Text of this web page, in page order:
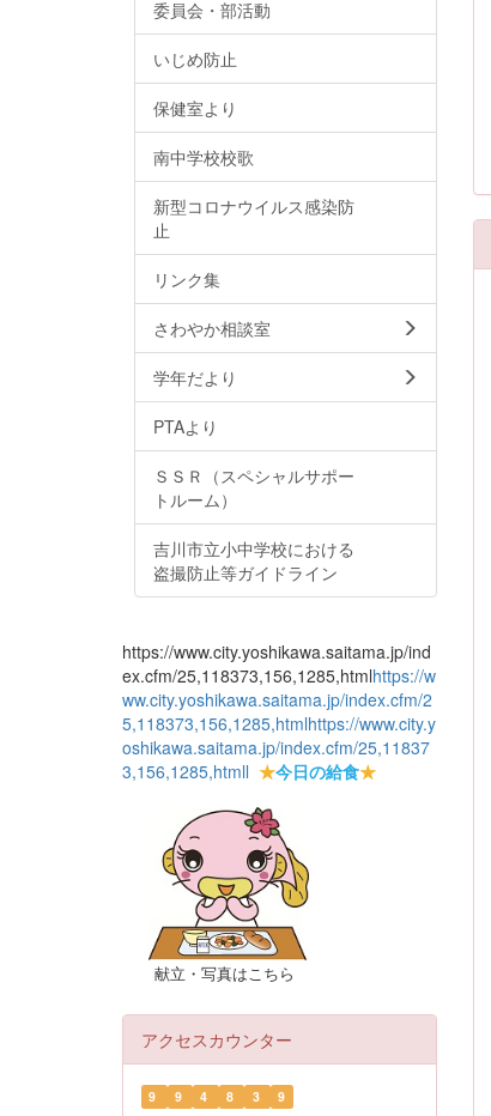
委員会・部活動
いじめ防止
保健室より
南中学校校歌
新型コロナウイルス感染防
止
リンク集
さわやか相談室
学年だより
PTAより
ＳＳＲ（スペシャルサポー
トルーム）
吉川市立小中学校における
盗撮防止等ガイドライン
https://www.city.yoshikawa.saitama.jp/ind
ex.cfm/25,118373,156,1285,htmlhttps://w
ww.city.yoshikawa.saitama.jp/index.cfm/2
5,118373,156,1285,htmlhttps://www.city.y
oshikawa.saitama.jp/index.cfm/25,11837
3,156,1285,htmll ★今日の給食★
献立・写真はこちら
アクセスカウンター
9 9 4 8 3 9